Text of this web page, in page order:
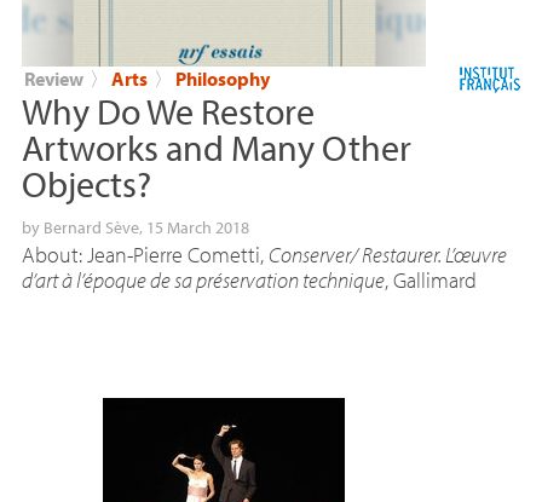
Review 〉 Arts 〉 Philosophy
Why Do We Restore
Artworks and Many Other
Objects?
by Bernard Sève, 15 March 2018
About: Jean-Pierre Cometti, Conserver/ Restaurer. L’œuvre
d’art à l’époque de sa préservation technique, Gallimard